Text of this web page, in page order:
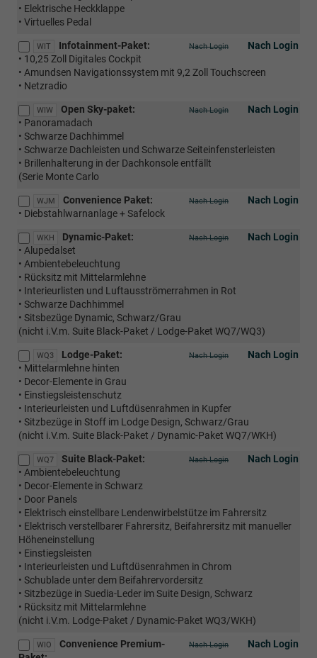
• Elektrische Heckklappe
• Virtuelles Pedal
WIT Nach Login
Nach Login
Infotainment-Paket:
• 10,25 Zoll Digitales Cockpit
• Amundsen Navigationssystem mit 9,2 Zoll Touchscreen
• Netzradio
WIW Nach Login
Nach Login
Open Sky-paket:
• Panoramadach
• Schwarze Dachhimmel
• Schwarze Dachleisten und Schwarze Seiteinfensterleisten
• Brillenhalterung in der Dachkonsole entfällt
(Serie Monte Carlo
WJM Nach Login
Nach Login
Convenience Paket:
• Diebstahlwarnanlage + Safelock
WKH Nach Login
Nach Login
Dynamic-Paket:
• Alupedalset
• Ambientebeleuchtung
• Rücksitz mit Mittelarmlehne
• Interieurlisten und Luftausströmerrahmen in Rot
• Schwarze Dachhimmel
• Sitsbezüge Dynamic, Schwarz/Grau
(nicht i.V.m. Suite Black-Paket / Lodge-Paket WQ7/WQ3)
WQ3 Nach Login
Nach Login
Lodge-Paket:
• Mittelarmlehne hinten
• Decor-Elemente in Grau
• Einstiegsleistenschutz
• Interieurleisten und Luftdüsenrahmen in Kupfer
• Sitzbezüge in Stoff im Lodge Design, Schwarz/Grau
(nicht i.V.m. Suite Black-Paket / Dynamic-Paket WQ7/WKH)
WQ7 Nach Login
Nach Login
Suite Black-Paket:
• Ambientebeleuchtung
• Decor-Elemente in Schwarz
• Door Panels
• Elektrisch einstellbare Lendenwirbelstütze im Fahrersitz
• Elektrisch verstellbarer Fahrersitz, Beifahrersitz mit manueller
Höheneinstellung
• Einstiegsleisten
• Interieurleisten und Luftdüsenrahmen in Chrom
• Schublade unter dem Beifahrervordersitz
• Sitzbezüge in Suedia-Leder im Suite Design, Schwarz
• Rücksitz mit Mittelarmlehne
(nicht i.V.m. Lodge-Paket / Dynamic-Paket WQ3/WKH)
WIO Nach Login
Nach Login
Convenience Premium-